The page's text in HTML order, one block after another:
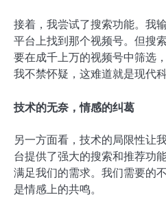
接着，我尝试了搜索功能。我
平台上找到那个视频号。但搜
要在成千上万的视频号中筛选
我不禁怀疑，这难道就是现代
技术的无奈，情感的纠葛
另一方面看，技术的局限性让
台提供了强大的搜索和推荐功
满足我们的需求。我们需要的
是情感上的共鸣。